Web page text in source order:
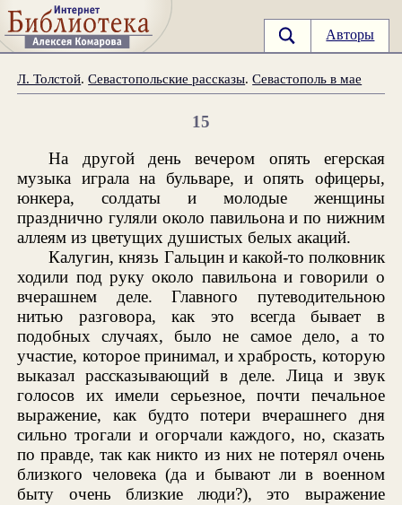
Авторы
Л. Толстой.Севастопольские рассказы.Севастополь в мае
15
На другой день вечером опять егерская
музыка играла на бульваре, и опять офицеры,
юнкера, солдаты и молодые женщины
празднично гуляли около павильона и по нижним
аллеям из цветущих душистых белых акаций.
Калугин, князь Гальцин и какой-то полковник
ходили под руку около павильона и говорили о
вчерашнем деле. Главного путеводительною
нитью разговора, как это всегда бывает в
подобных случаях, было не самое дело, а то
участие, которое принимал, и храбрость, которую
выказал рассказывающий в деле. Лица и звук
голосов их имели серьезное, почти печальное
выражение, как будто потери вчерашнего дня
сильно трогали и огорчали каждого, но, сказать
по правде, так как никто из них не потерял очень
близкого человека (да и бывают ли в военном
быту очень близкие люди?), это выражение